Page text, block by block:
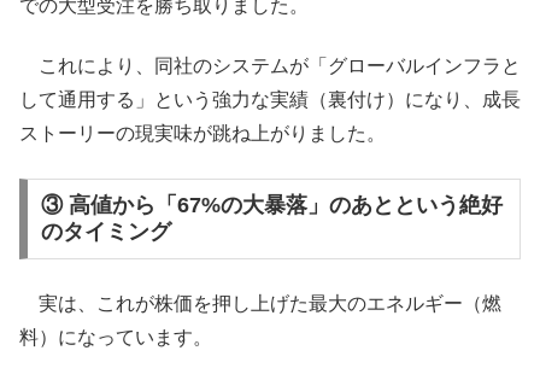
での大型受注を勝ち取りました。
これにより、同社のシステムが「グローバルインフラと
して通用する」という強力な実績（裏付け）になり、成長
ストーリーの現実味が跳ね上がりました。
③ 高値から「67%の大暴落」のあとという絶好
のタイミング
実は、これが株価を押し上げた最大のエネルギー（燃
料）になっています。